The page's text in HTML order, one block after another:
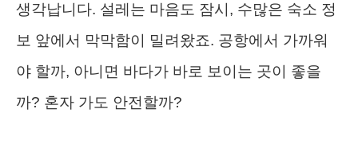
생각납니다. 설레는 마음도 잠시, 수많은 숙소 정
보 앞에서 막막함이 밀려왔죠. 공항에서 가까워
야 할까, 아니면 바다가 바로 보이는 곳이 좋을
까? 혼자 가도 안전할까?